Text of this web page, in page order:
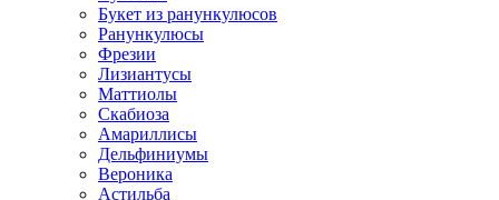
Букет из ранункулюсов
Ранункулюсы
Фрезии
Лизиантусы
Маттиолы
Скабиоза
Амариллисы
Дельфиниумы
Вероника
Астильба